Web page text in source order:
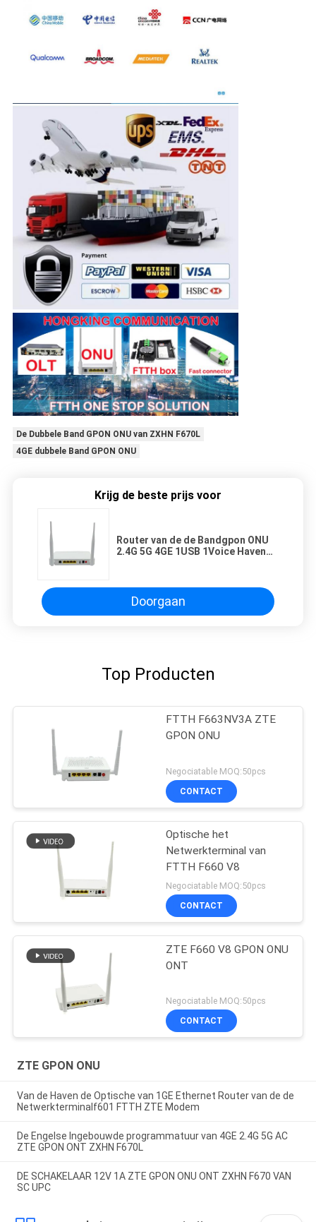
De Dubbele Band GPON ONU van ZXHN F670L
4GE dubbele Band GPON ONU
Krijg de beste prijs voor
Router van de de Bandgpon ONU
2.4G 5G 4GE 1USB 1Voice Haven
Doorgaan
Top Producten
FTTH F663NV3A ZTE
GPON ONU
Negociatable MOQ:50pcs
CONTACT
Optische het
Netwerkterminal van
FTTH F660 V8
Negociatable MOQ:50pcs
CONTACT
ZTE F660 V8 GPON ONU
ONT
Negociatable MOQ:50pcs
CONTACT
ZTE GPON ONU
Van de Haven de Optische van 1GE Ethernet Router van de de
Netwerkterminalf601 FTTH ZTE Modem
De Engelse Ingebouwde programmatuur van 4GE 2.4G 5G AC
ZTE GPON ONT ZXHN F670L
DE SCHAKELAAR 12V 1A ZTE GPON ONU ONT ZXHN F670 VAN
SC UPC